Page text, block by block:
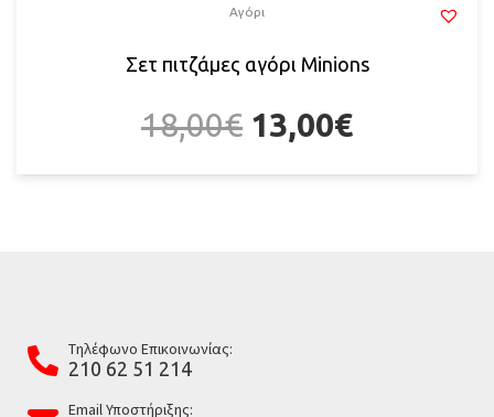
Αγόρι
Σετ πιτζάμες αγόρι Minions
18,00€ 13,00€
Tηλέφωνο Επικοινωνίας:
210 62 51 214
Email Υποστήριξης: